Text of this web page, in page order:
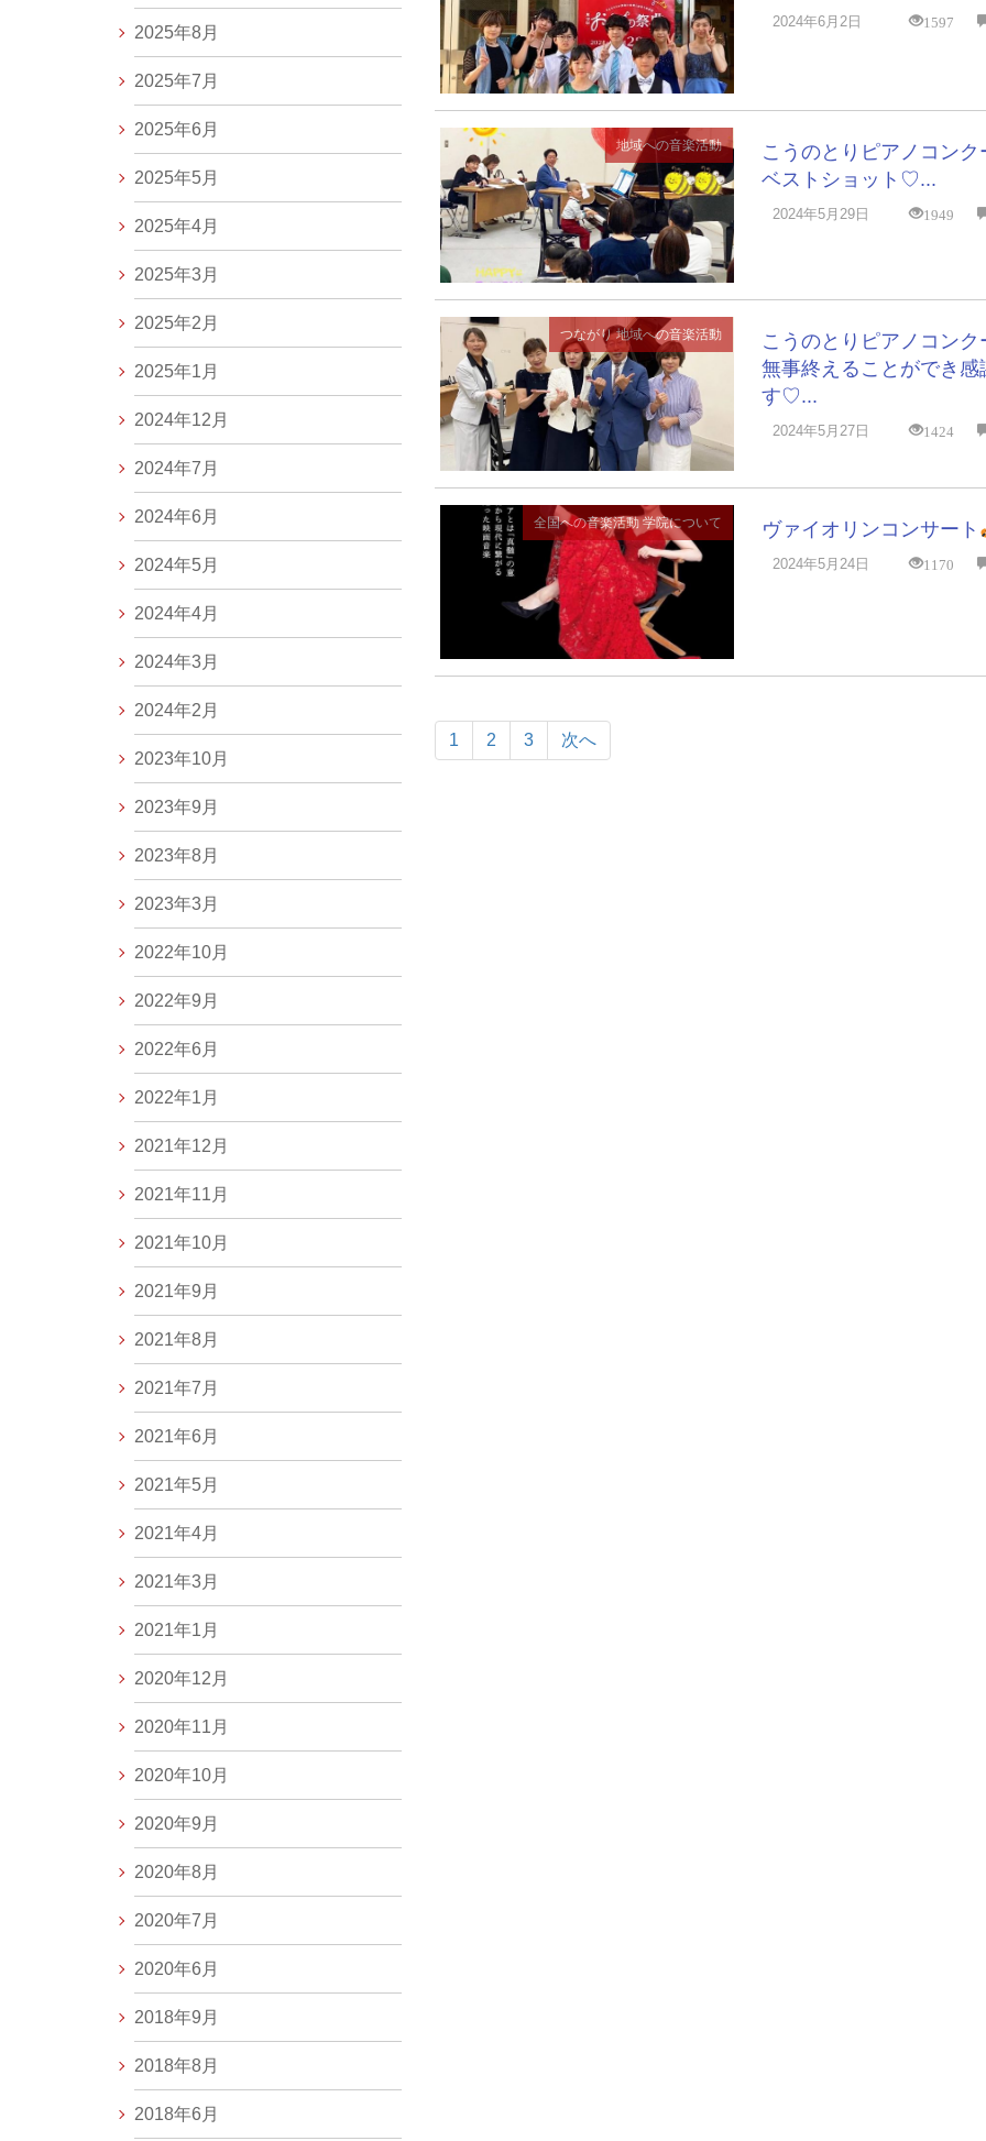
2024年6月2日 1597
地域への音楽活動
こうのとりピアノコンク
ベストショット♡...
2024年5月29日 1949
つながり 地域への音楽活動
こうのとりピアノコンク
無事終えることができ感
す♡...
2024年5月27日 1424
全国への音楽活動 学院について ヴァイオリンコンサート
2024年5月24日 1170
1 2 3 次へ
2025年8月
2025年7月
2025年6月
2025年5月
2025年4月
2025年3月
2025年2月
2025年1月
2024年12月
2024年7月
2024年6月
2024年5月
2024年4月
2024年3月
2024年2月
2023年10月
2023年9月
2023年8月
2023年3月
2022年10月
2022年9月
2022年6月
2022年1月
2021年12月
2021年11月
2021年10月
2021年9月
2021年8月
2021年7月
2021年6月
2021年5月
2021年4月
2021年3月
2021年1月
2020年12月
2020年11月
2020年10月
2020年9月
2020年8月
2020年7月
2020年6月
2018年9月
2018年8月
2018年6月